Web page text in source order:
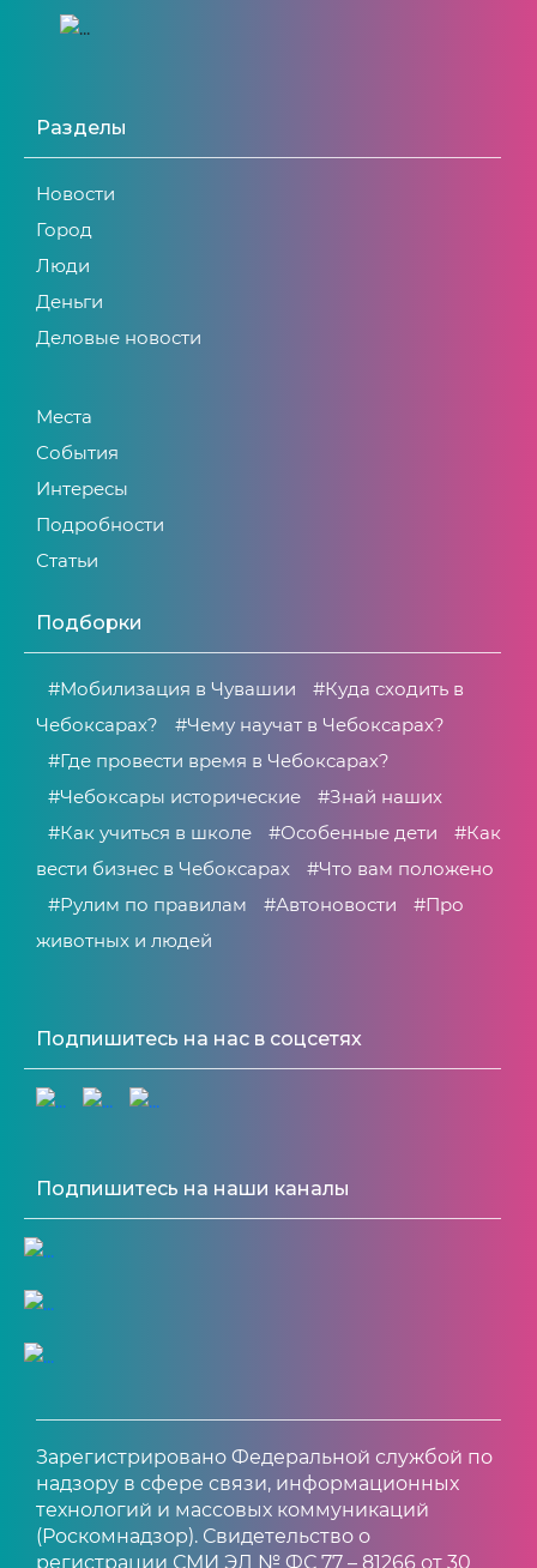
Разделы
Новости
Город
Люди
Деньги
Деловые новости
Места
События
Интересы
Подробности
Статьи
Подборки
#Мобилизация в Чувашии
#Куда сходить в
Чебоксарах?
#Чему научат в Чебоксарах?
#Где провести время в Чебоксарах?
#Чебоксары исторические
#Знай наших
#Как учиться в школе
#Особенные дети
#Как
вести бизнес в Чебоксарах
#Что вам положено
#Рулим по правилам
#Автоновости
#Про
животных и людей
Подпишитесь на нас в соцсетях
Подпишитесь на наши каналы
Зарегистрировано Федеральной службой по
надзору в сфере связи, информационных
технологий и массовых коммуникаций
(Роскомнадзор). Свидетельство о
регистрации СМИ ЭЛ № ФС 77 – 81266 от 30